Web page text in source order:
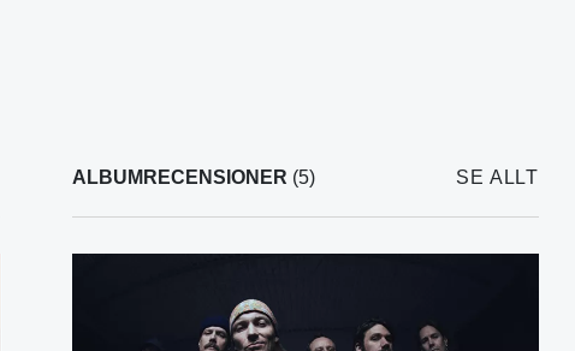
ALBUMRECENSIONER (5) SE ALLT